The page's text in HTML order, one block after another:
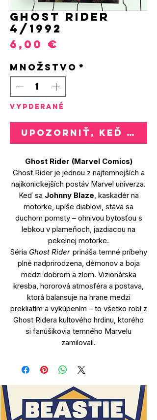
GHOST RIDER
4/1992
6,00 €
Množstvo *
VYPDERANÉ
Upozorniť, keď
Ghost Rider (Marvel Comics)
Ghost Rider je jednou z najtemnejších a
najikonickejších postáv Marvel univerza.
Keď sa Johnny Blaze, kaskadér na
motorke, upíše diablovi, stáva sa
duchom pomsty – ohnivou bytosťou s
lebkou v plameňoch, jazdiacou na
pekelnej motorke.
Séria Ghost Rider prináša temné príbehy
plné nadprirodzena, démonov a boja
medzi dobrom a zlom. Vizionárska
kresba, hororová atmosféra a postava,
ktorá balansuje na hrane medzi
prekliatím a vykúpením – to všetko robí z
Ghost Ridera kultového hrdinu, ktorého
si fanúšikovia temného Marvelu
zamilovali.